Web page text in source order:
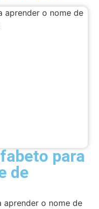
para
de
aprender o nome de